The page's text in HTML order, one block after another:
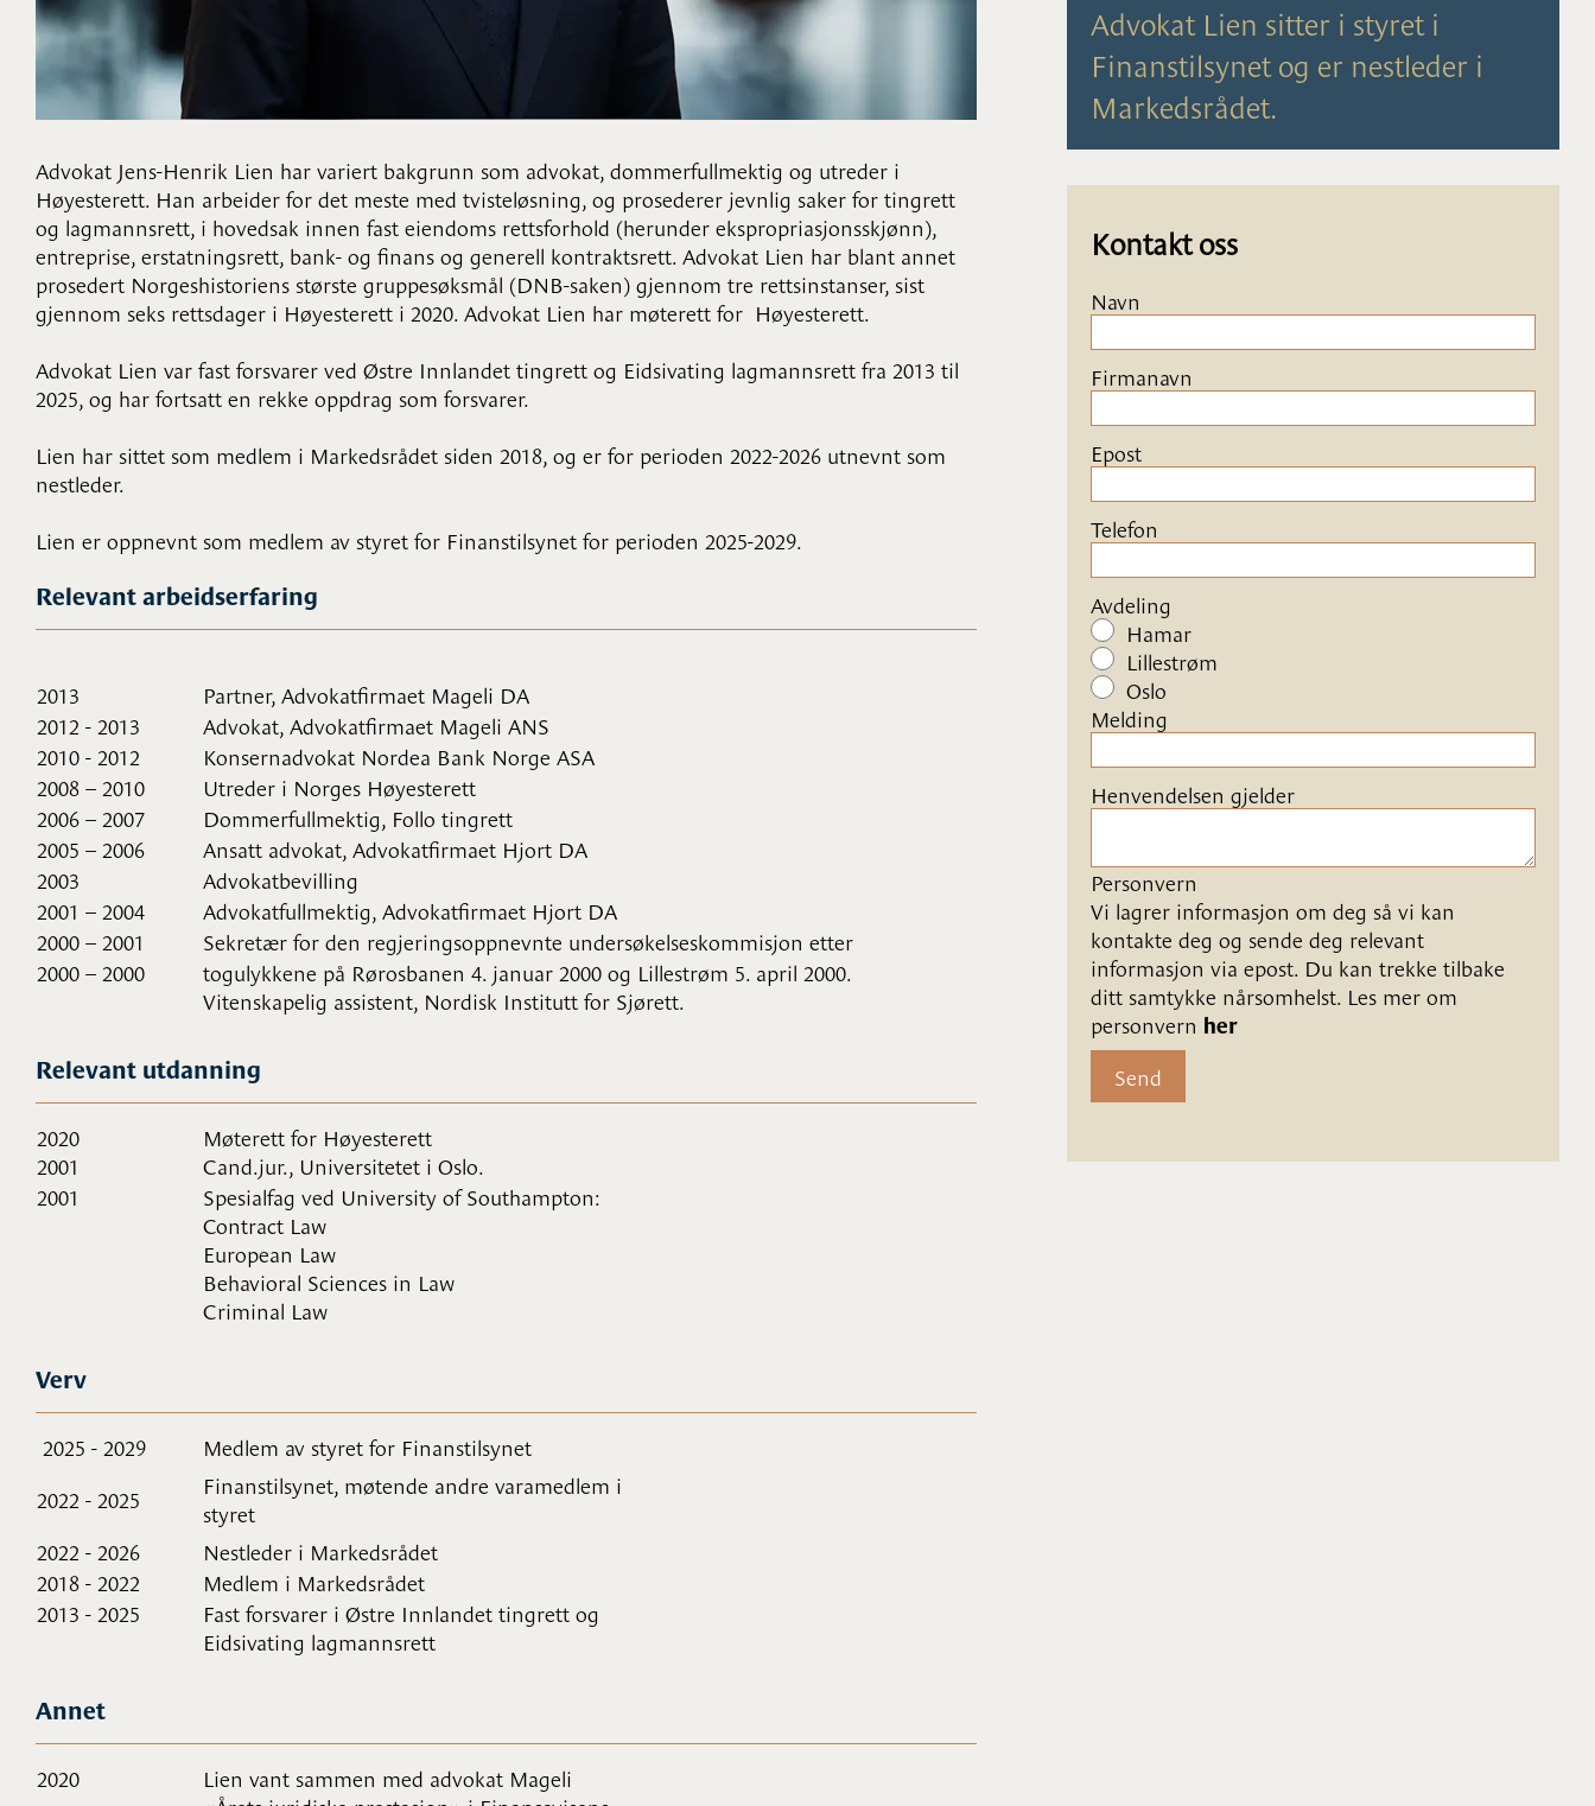
Advokat Jens-Henrik Lien har variert bakgrunn som advokat, dommerfullmektig og utreder i
Høyesterett. Han arbeider for det meste med tvisteløsning, og prosederer jevnlig saker for tingrett
og lagmannsrett, i hovedsak innen fast eiendoms rettsforhold (herunder ekspropriasjonsskjønn),
entreprise, erstatningsrett, bank- og finans og generell kontraktsrett. Advokat Lien har blant annet
prosedert Norgeshistoriens største gruppesøksmål (DNB-saken) gjennom tre rettsinstanser, sist
gjennom seks rettsdager i Høyesterett i 2020. Advokat Lien har møterett for Høyesterett.
Advokat Lien var fast forsvarer ved Østre Innlandet tingrett og Eidsivating lagmannsrett fra 2013 til
2025, og har fortsatt en rekke oppdrag som forsvarer.
Lien har sittet som medlem i Markedsrådet siden 2018, og er for perioden 2022-2026 utnevnt som
nestleder.
Lien er oppnevnt som medlem av styret for Finanstilsynet for perioden 2025-2029.
Relevant arbeidserfaring
2013
Partner, Advokatfirmaet Mageli DA
2012 - 2013
Advokat, Advokatfirmaet Mageli ANS
2010 - 2012
Konsernadvokat Nordea Bank Norge ASA
2008 – 2010
Utreder i Norges Høyesterett
2006 – 2007
Dommerfullmektig, Follo tingrett
2005 – 2006
Ansatt advokat, Advokatfirmaet Hjort DA
2003
Advokatbevilling
2001 – 2004
Advokatfullmektig, Advokatfirmaet Hjort DA
2000 – 2001
Sekretær for den regjeringsoppnevnte undersøkelseskommisjon etter
2000 – 2000
togulykkene på Rørosbanen 4. januar 2000 og Lillestrøm 5. april 2000.
Vitenskapelig assistent, Nordisk Institutt for Sjørett.
Relevant utdanning
2020
2001
Møterett for Høyesterett
Cand.jur., Universitetet i Oslo.
2001
Spesialfag ved University of Southampton:
Contract Law
European Law
Behavioral Sciences in Law
Criminal Law
Verv
2025 - 2029
Medlem av styret for Finanstilsynet
2022 - 2025
Finanstilsynet, møtende andre varamedlem i
styret
2022 - 2026
Nestleder i Markedsrådet
2018 - 2022
Medlem i Markedsrådet
2013 - 2025
Fast forsvarer i Østre Innlandet tingrett og
Eidsivating lagmannsrett
Annet
2020
Lien vant sammen med advokat Mageli
Advokat Lien sitter i styret i
Finanstilsynet og er nestleder i
Markedsrådet.
Kontakt oss
Navn
Firmanavn
Epost
Telefon
Avdeling
Hamar
Lillestrøm
Oslo
Melding
Henvendelsen gjelder
Personvern
Vi lagrer informasjon om deg så vi kan
kontakte deg og sende deg relevant
informasjon via epost. Du kan trekke tilbake
ditt samtykke nårsomhelst. Les mer om
personvern her